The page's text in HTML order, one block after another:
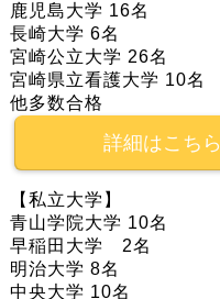
鹿児島大学 16名
長崎大学 6名
宮崎公立大学 26名
宮崎県立看護大学 10名
他多数合格
詳細はこちら
【私立大学】
青山学院大学 10名
早稲田大学 2名
明治大学 8名
中央大学 10名